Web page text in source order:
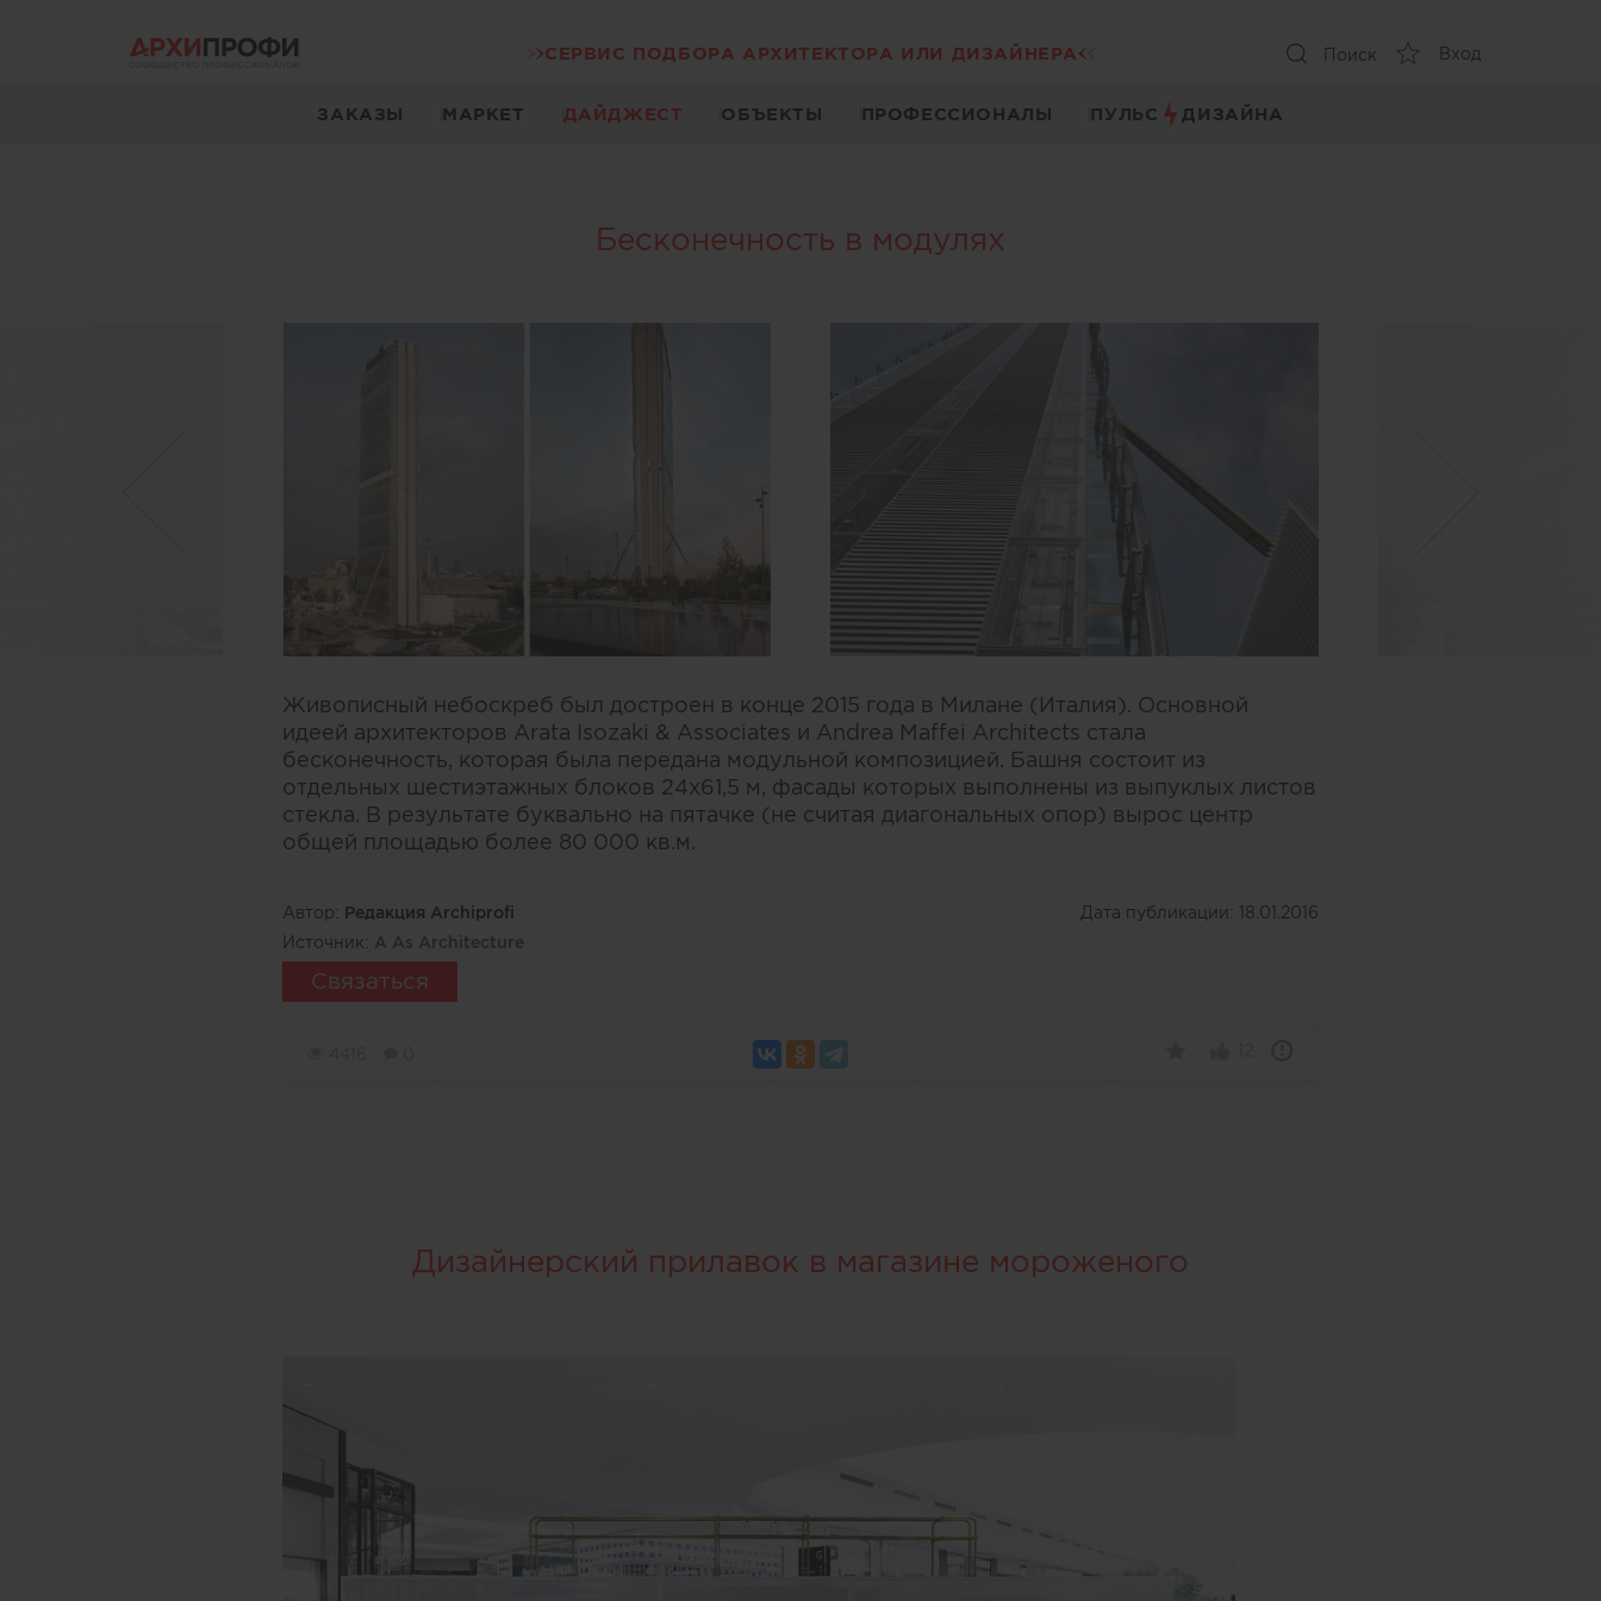
СЕРВИС ПОДБОРА АРХИТЕКТОРА ИЛИ ДИЗАЙНЕРА Поиск Вход
ЗАКАЗЫ МАРКЕТ ДАЙДЖЕСТ ОБЪЕКТЫ ПРОФЕССИОНАЛЫ ПУЛЬС ДИЗАЙНА
Бесконечность в модулях
Живописный небоскреб был достроен в конце 2015 года в Милане (Италия). Основной
идеей архитекторов Arata Isozaki & Associates и Andrea Maffei Architects стала
бесконечность, которая была передана модульной композицией. Башня состоит из
отдельных шестиэтажных блоков 24х61,5 м, фасады которых выполнены из выпуклых листов
стекла. В результате буквально на пятачке (не считая диагональных опор) вырос центр
общей площадью более 80 000 кв.м.
Автор: Редакция Archiprofi Дата публикации: 18.01.2016
Источник: A As Architecture
Связаться
Дизайнерский прилавок в магазине мороженого